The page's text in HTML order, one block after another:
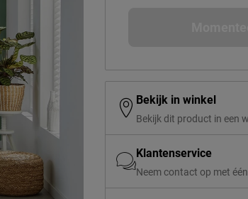
Bekijk in winkel
Bekijk dit product in een
Klantenservice
Neem contact op met